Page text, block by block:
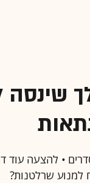
שינסה
נהלים מוסדרים •
למנוע שרלטנות?